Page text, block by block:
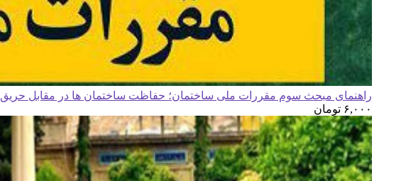
راهنمای مبحث سوم مقررات ملی ساختمان؛ حفاظت ساختمان ها در مقابل حریق
۶,۰۰۰ تومان